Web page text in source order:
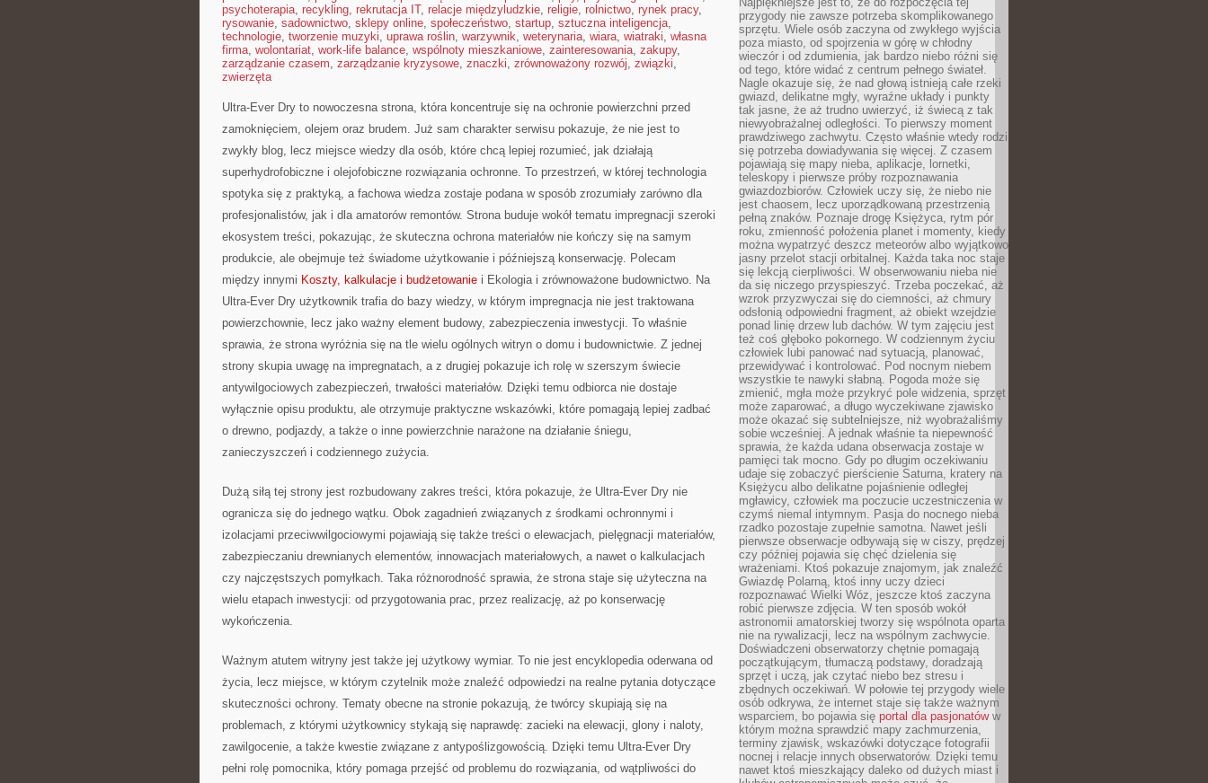
psychoterapia, recykling, rekrutacja IT, relacje międzyludzkie, religie, rolnictwo, rynek pracy,
rysowanie, sadownictwo, sklepy online, społeczeństwo, startup, sztuczna inteligencja,
technologie, tworzenie muzyki, uprawa roślin, warzywnik, weterynaria, wiara, wiatraki, własna
firma, wolontariat, work-life balance, wspólnoty mieszkaniowe, zainteresowania, zakupy,
zarządzanie czasem, zarządzanie kryzysowe, znaczki, zrównoważony rozwój, związki,
zwierzęta
Ultra-Ever Dry to nowoczesna strona, która koncentruje się na ochronie powierzchni przed
zamoknięciem, olejem oraz brudem. Już sam charakter serwisu pokazuje, że nie jest to
zwykły blog, lecz miejsce wiedzy dla osób, które chcą lepiej rozumieć, jak działają
superhydrofobiczne i olejofobiczne rozwiązania ochronne. To przestrzeń, w której technologia
spotyka się z praktyką, a fachowa wiedza zostaje podana w sposób zrozumiały zarówno dla
profesjonalistów, jak i dla amatorów remontów. Strona buduje wokół tematu impregnacji szeroki
ekosystem treści, pokazując, że skuteczna ochrona materiałów nie kończy się na samym
produkcie, ale obejmuje też świadome użytkowanie i późniejszą konserwację. Polecam
między innymi Koszty, kalkulacje i budżetowanie i Ekologia i zrównoważone budownictwo. Na
Ultra-Ever Dry użytkownik trafia do bazy wiedzy, w którym impregnacja nie jest traktowana
powierzchownie, lecz jako ważny element budowy, zabezpieczenia inwestycji. To właśnie
sprawia, że strona wyróżnia się na tle wielu ogólnych witryn o domu i budownictwie. Z jednej
strony skupia uwagę na impregnatach, a z drugiej pokazuje ich rolę w szerszym świecie
antywilgociowych zabezpieczeń, trwałości materiałów. Dzięki temu odbiorca nie dostaje
wyłącznie opisu produktu, ale otrzymuje praktyczne wskazówki, które pomagają lepiej zadbać
o drewno, podjazdy, a także o inne powierzchnie narażone na działanie śniegu,
zanieczyszczeń i codziennego zużycia.
Dużą siłą tej strony jest rozbudowany zakres treści, która pokazuje, że Ultra-Ever Dry nie
ogranicza się do jednego wątku. Obok zagadnień związanych z środkami ochronnymi i
izolacjami przeciwwilgociowymi pojawiają się także treści o elewacjach, pielęgnacji materiałów,
zabezpieczaniu drewnianych elementów, innowacjach materiałowych, a nawet o kalkulacjach
czy najczęstszych pomyłkach. Taka różnorodność sprawia, że strona staje się użyteczna na
wielu etapach inwestycji: od przygotowania prac, przez realizację, aż po konserwację
wykończenia.
Ważnym atutem witryny jest także jej użytkowy wymiar. To nie jest encyklopedia oderwana od
życia, lecz miejsce, w którym czytelnik może znaleźć odpowiedzi na realne pytania dotyczące
skuteczności ochrony. Tematy obecne na stronie pokazują, że twórcy skupiają się na
problemach, z którymi użytkownicy stykają się naprawdę: zacieki na elewacji, glony i naloty,
zawilgocenie, a także kwestie związane z antypoślizgowością. Dzięki temu Ultra-Ever Dry
pełni rolę pomocnika, który pomaga przejść od problemu do rozwiązania, od wątpliwości do
przygody nie zawsze potrzeba skomplikowanego
sprzętu. Wiele osób zaczyna od zwykłego wyjścia
poza miasto, od spojrzenia w górę w chłodny
wieczór i od zdumienia, jak bardzo niebo różni się
od tego, które widać z centrum pełnego świateł.
Nagle okazuje się, że nad głową istnieją całe rzeki
gwiazd, delikatne mgły, wyraźne układy i punkty
tak jasne, że aż trudno uwierzyć, iż świecą z tak
niewyobrażalnej odległości. To pierwszy moment
prawdziwego zachwytu. Często właśnie wtedy rodzi
się potrzeba dowiadywania się więcej. Z czasem
pojawiają się mapy nieba, aplikacje, lornetki,
teleskopy i pierwsze próby rozpoznawania
gwiazdozbiorów. Człowiek uczy się, że niebo nie
jest chaosem, lecz uporządkowaną przestrzenią
pełną znaków. Poznaje drogę Księżyca, rytm pór
roku, zmienność położenia planet i momenty, kiedy
można wypatrzyć deszcz meteorów albo wyjątkowo
jasny przelot stacji orbitalnej. Każda taka noc staje
się lekcją cierpliwości. W obserwowaniu nieba nie
da się niczego przyspieszyć. Trzeba poczekać, aż
wzrok przyzwyczai się do ciemności, aż chmury
odsłonią odpowiedni fragment, aż obiekt wzejdzie
ponad linię drzew lub dachów. W tym zajęciu jest
też coś głęboko pokornego. W codziennym życiu
człowiek lubi panować nad sytuacją, planować,
przewidywać i kontrolować. Pod nocnym niebem
wszystkie te nawyki słabną. Pogoda może się
zmienić, mgła może przykryć pole widzenia, sprzęt
może zaparować, a długo wyczekiwane zjawisko
może okazać się subtelniejsze, niż wyobrażaliśmy
sobie wcześniej. A jednak właśnie ta niepewność
sprawia, że każda udana obserwacja zostaje w
pamięci tak mocno. Gdy po długim oczekiwaniu
udaje się zobaczyć pierścienie Saturna, kratery na
Księżycu albo delikatne pojaśnienie odległej
mgławicy, człowiek ma poczucie uczestniczenia w
czymś niemal intymnym. Pasja do nocnego nieba
rzadko pozostaje zupełnie samotna. Nawet jeśli
pierwsze obserwacje odbywają się w ciszy, prędzej
czy później pojawia się chęć dzielenia się
wrażeniami. Ktoś pokazuje znajomym, jak znaleźć
Gwiazdę Polarną, ktoś inny uczy dzieci
rozpoznawać Wielki Wóz, jeszcze ktoś zaczyna
robić pierwsze zdjęcia. W ten sposób wokół
astronomii amatorskiej tworzy się wspólnota oparta
nie na rywalizacji, lecz na wspólnym zachwycie.
Doświadczeni obserwatorzy chętnie pomagają
początkującym, tłumaczą podstawy, doradzają
sprzęt i uczą, jak czytać niebo bez stresu i
zbędnych oczekiwań. W połowie tej przygody wiele
osób odkrywa, że internet staje się także ważnym
wsparciem, bo pojawia się portal dla pasjonatóww
którym można sprawdzić mapy zachmurzenia,
terminy zjawisk, wskazówki dotyczące fotografii
nocnej i relacje innych obserwatorów. Dzięki temu
nawet ktoś mieszkający daleko od dużych miast i